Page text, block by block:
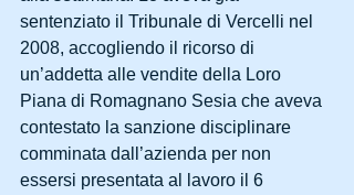
sentenziato il Tribunale di Vercelli nel
2008, accogliendo il ricorso di
un’addetta alle vendite della Loro
Piana di Romagnano Sesia che aveva
contestato la sanzione disciplinare
comminata dall’azienda per non
essersi presentata al lavoro il 6